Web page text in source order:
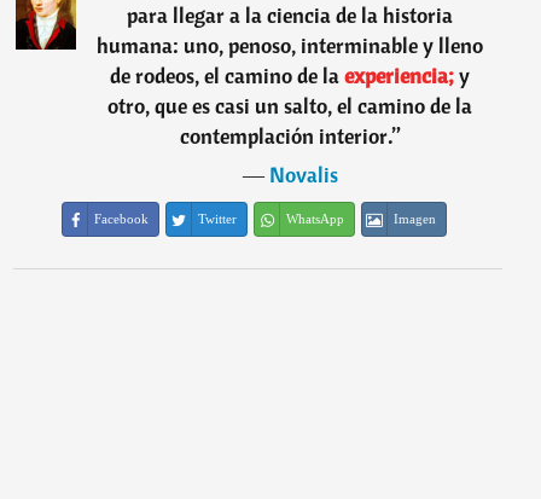
para llegar a la ciencia de la historia
humana: uno, penoso, interminable y lleno
de rodeos, el camino de laexperiencia;y
otro, que es casi un salto, el camino de la
contemplación interior.”
―Novalis
Facebook Twitter WhatsApp Imagen